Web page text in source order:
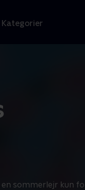
Kategorier
en sommerlejr kun